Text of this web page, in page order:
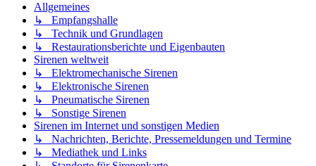
Allgemeines
↳ Empfangshalle
↳ Technik und Grundlagen
↳ Restaurationsberichte und Eigenbauten
Sirenen weltweit
↳ Elektromechanische Sirenen
↳ Elektronische Sirenen
↳ Pneumatische Sirenen
↳ Sonstige Sirenen
Sirenen im Internet und sonstigen Medien
↳ Nachrichten, Berichte, Pressemeldungen und Termine
↳ Mediathek und Links